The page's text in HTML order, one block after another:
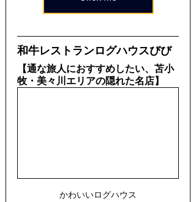
和牛レストランログハウスびび
【通な旅人におすすめしたい、苫小
牧・美々川エリアの隠れた名店】
かわいいログハウス